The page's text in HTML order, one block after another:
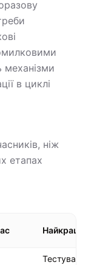
механізми
в циклі
ніж
етапах
Найкраще
Тестування